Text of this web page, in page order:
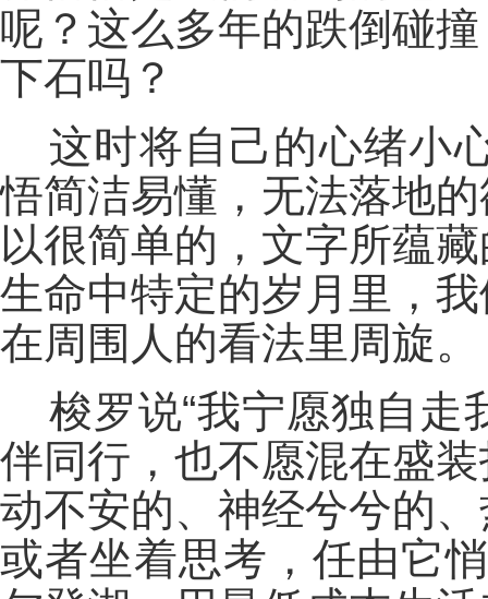
呢？这么多年的跌倒碰
下石吗？
这时将自己的心绪小
悟简洁易懂，无法落地
以很简单的，文字所蕴
生命中特定的岁月里，
在周围人的看法里周旋。
梭罗说“我宁愿独自
伴同行，也不愿混在盛
动不安的、神经兮兮的
或者坐着思考，任由它